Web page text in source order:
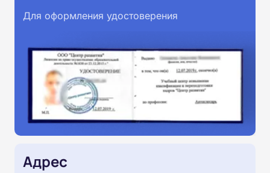
Для оформления удостоверения
Адрес